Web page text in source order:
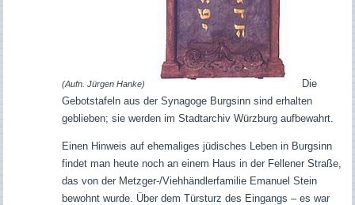
(Aufn. Jürgen Hanke)
Die
Gebotstafeln aus der Synagoge Burgsinn sind erhalten
geblieben; sie werden im Stadtarchiv Würzburg aufbewahrt.
Einen Hinweis auf ehemaliges jüdisches Leben in Burgsinn
findet man heute noch an einem Haus in der Fellener Straße,
das von der Metzger-/Viehhändlerfamilie Emanuel Stein
bewohnt wurde. Über dem Türsturz des Eingangs – es war